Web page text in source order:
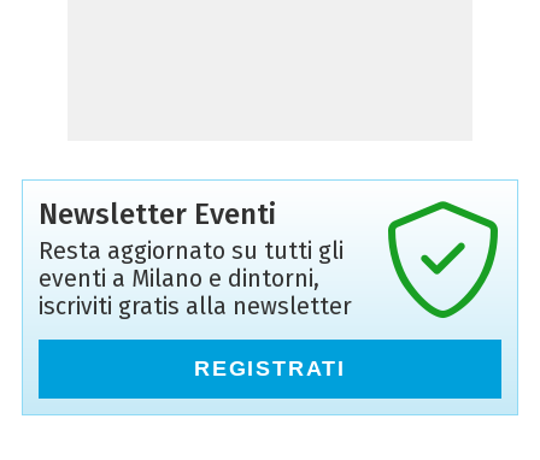
Newsletter Eventi
Resta aggiornato su tutti gli
eventi a Milano e dintorni,
iscriviti gratis alla newsletter
REGISTRATI